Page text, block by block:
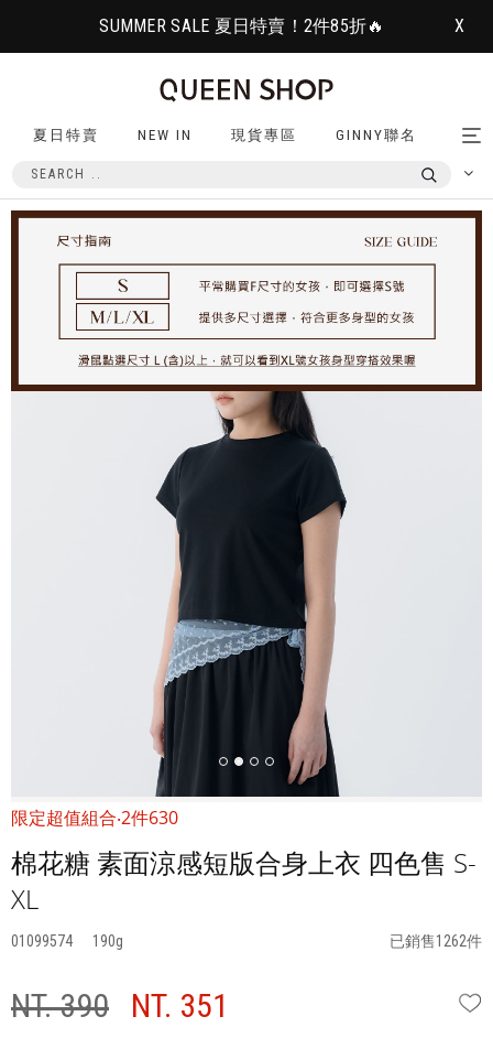
SUMMER SALE 夏日特賣！2件85折🔥 X
夏日特賣 NEW IN 現貨專區 GINNY聯名
限定超值組合‧2件630
棉花糖 素面涼感短版合身上衣 四色售 S-
XL
01099574 190 已銷售1262件
NT. 390 NT. 351